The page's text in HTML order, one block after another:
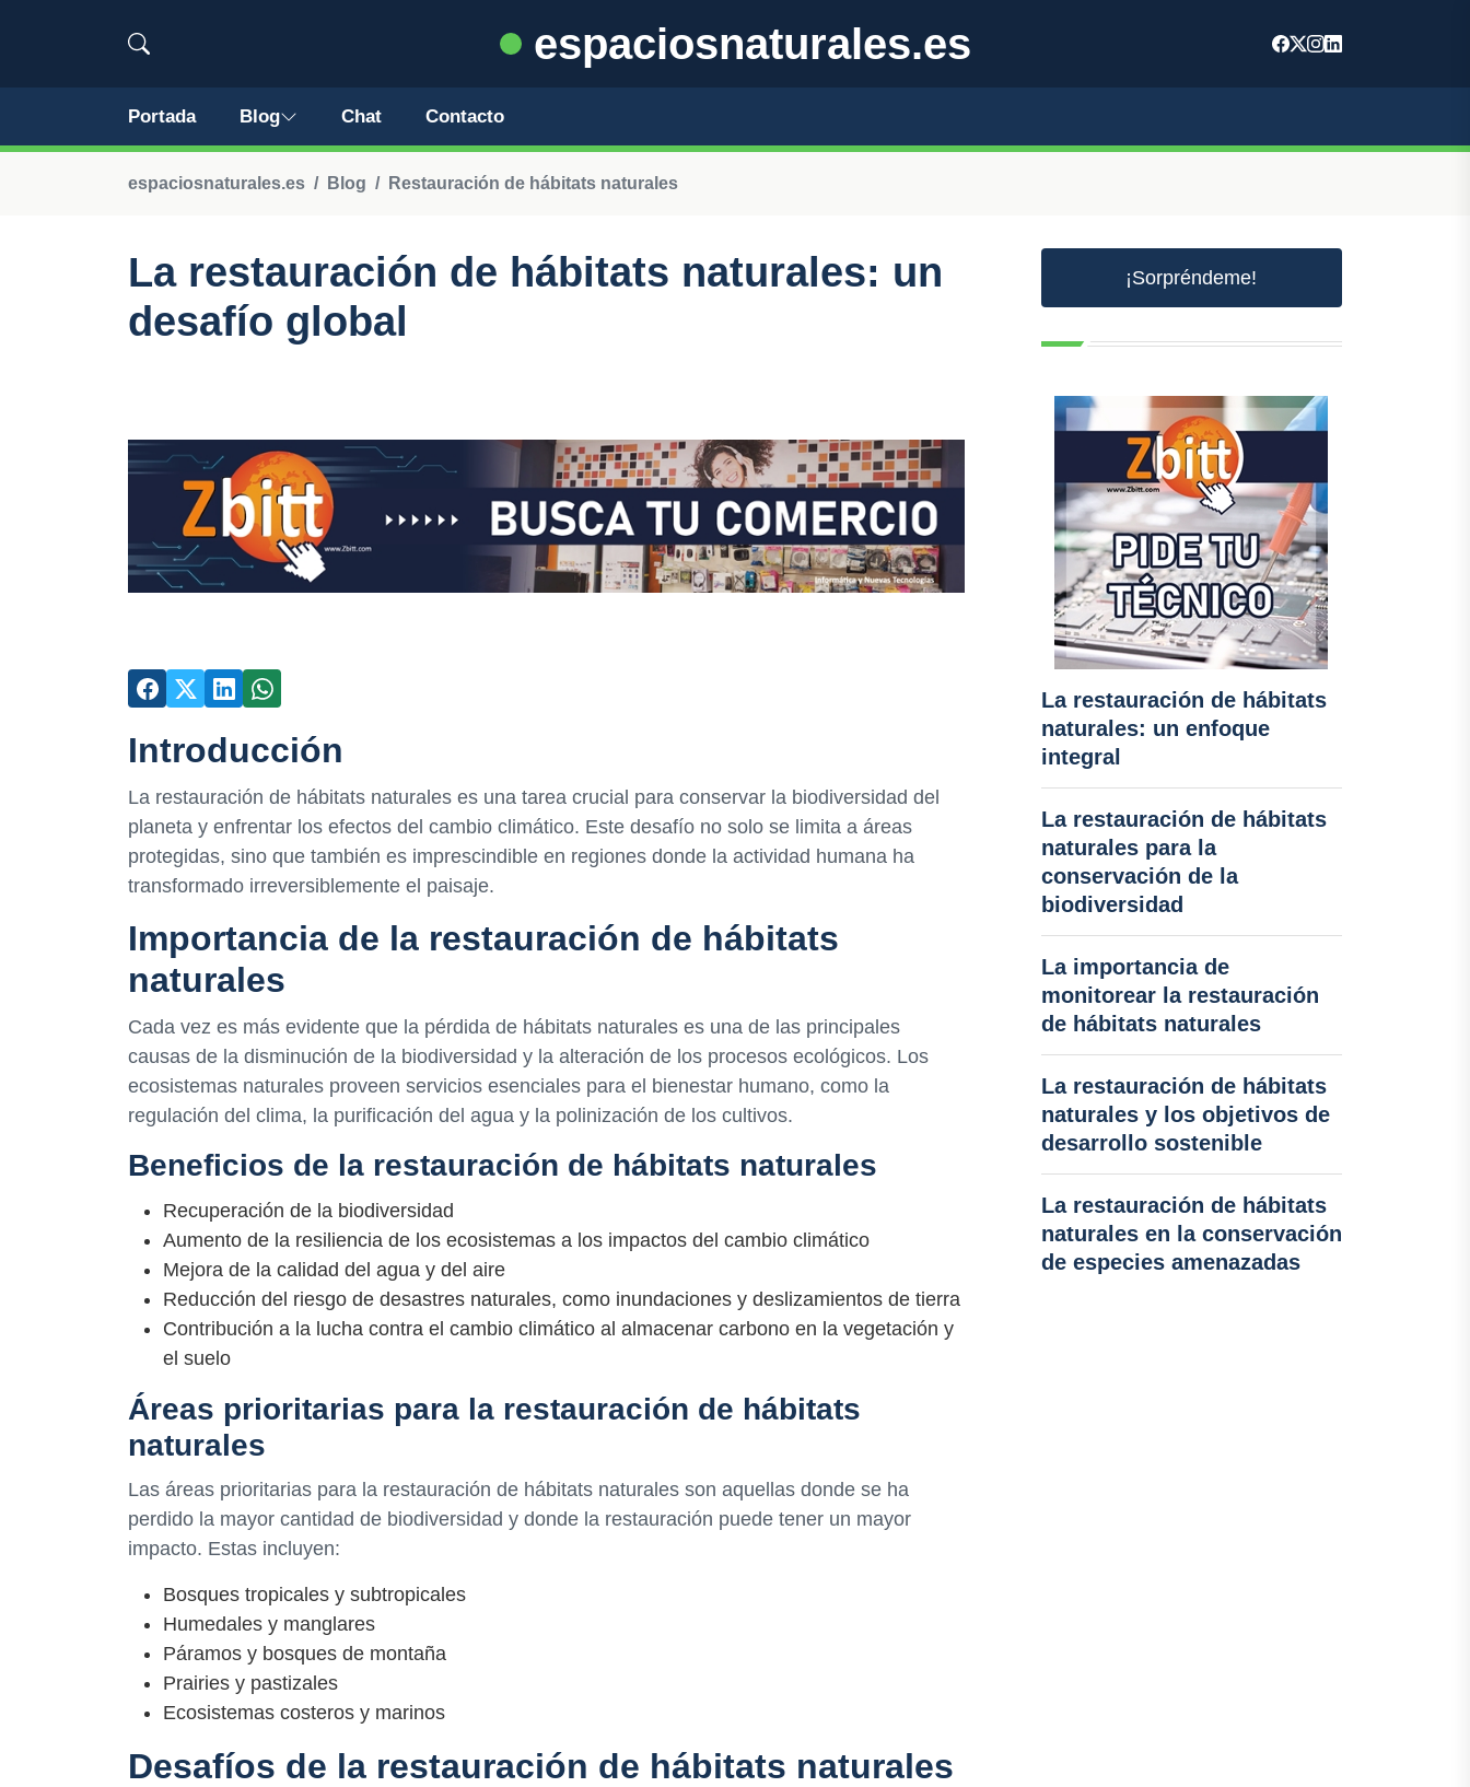
espaciosnaturales.es
Portada Blog Chat Contacto
espaciosnaturales.es Blog Restauración de hábitats naturales
La restauración de hábitats naturales: un
desafío global
Introducción
La restauración de hábitats naturales es una tarea crucial para conservar la biodiversidad del
planeta y enfrentar los efectos del cambio climático. Este desafío no solo se limita a áreas
protegidas, sino que también es imprescindible en regiones donde la actividad humana ha
transformado irreversiblemente el paisaje.
Importancia de la restauración de hábitats
naturales
Cada vez es más evidente que la pérdida de hábitats naturales es una de las principales
causas de la disminución de la biodiversidad y la alteración de los procesos ecológicos. Los
ecosistemas naturales proveen servicios esenciales para el bienestar humano, como la
regulación del clima, la purificación del agua y la polinización de los cultivos.
Beneficios de la restauración de hábitats naturales
Recuperación de la biodiversidad
Aumento de la resiliencia de los ecosistemas a los impactos del cambio climático
Mejora de la calidad del agua y del aire
Reducción del riesgo de desastres naturales, como inundaciones y deslizamientos de tierra
Contribución a la lucha contra el cambio climático al almacenar carbono en la vegetación y
el suelo
Áreas prioritarias para la restauración de hábitats
naturales
Las áreas prioritarias para la restauración de hábitats naturales son aquellas donde se ha
perdido la mayor cantidad de biodiversidad y donde la restauración puede tener un mayor
impacto. Estas incluyen:
Bosques tropicales y subtropicales
Humedales y manglares
Páramos y bosques de montaña
Prairies y pastizales
Ecosistemas costeros y marinos
Desafíos de la restauración de hábitats naturales
¡Sorpréndeme!
La restauración de hábitats
naturales: un enfoque
integral
La restauración de hábitats
naturales para la
conservación de la
biodiversidad
La importancia de
monitorear la restauración
de hábitats naturales
La restauración de hábitats
naturales y los objetivos de
desarrollo sostenible
La restauración de hábitats
naturales en la conservación
de especies amenazadas